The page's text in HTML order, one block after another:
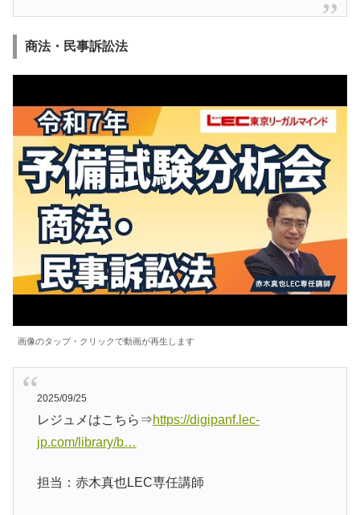
商法・民事訴訟法
画像のタップ・クリックで動画が再生します
2025/09/25
レジュメはこちら⇒https://digipanf.lec-
jp.com/library/b…
担当：赤木真也LEC専任講師